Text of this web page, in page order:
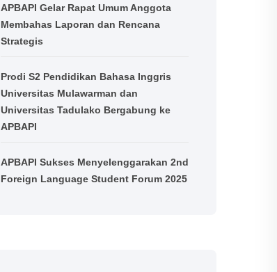
APBAPI Gelar Rapat Umum Anggota
Membahas Laporan dan Rencana
Strategis
Prodi S2 Pendidikan Bahasa Inggris
Universitas Mulawarman dan
Universitas Tadulako Bergabung ke
APBAPI
APBAPI Sukses Menyelenggarakan 2nd
Foreign Language Student Forum 2025